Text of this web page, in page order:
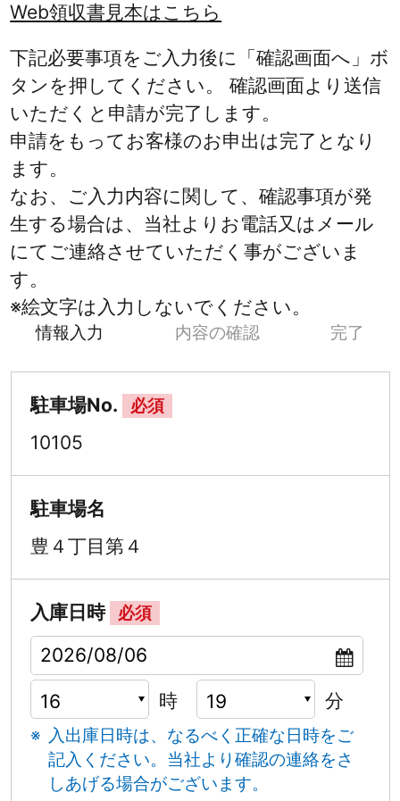
Web領収書見本はこちら
下記必要事項をご入力後に「確認画面へ」ボ
タンを押してください。 確認画面より送信
いただくと申請が完了します。
申請をもってお客様のお申出は完了となり
ます。
なお、ご入力内容に関して、確認事項が発
生する場合は、当社よりお電話又はメール
にてご連絡させていただく事がございま
す。
※絵文字は入力しないでください。
情報入力 内容の確認 完了
駐車場No. 必須
10105
駐車場名
豊４丁目第４
入庫日時 必須
時 分
入出庫日時は、なるべく正確な日時をご
記入ください。 当社より確認の連絡をさ
しあげる場合がございます。